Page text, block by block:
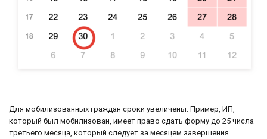
Для мобилизованных граждан сроки увеличены. Пример, ИП,
который был мобилизован, имеет право сдать форму до 25 числа
третьего месяца, который следует за месяцем завершения